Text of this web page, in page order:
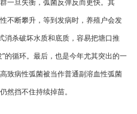
一旦失衡，弧菌反弹反而更快。其
不断攀升，等到发病时，养殖户会发
消杀破坏水质和底质，容易把塘口推
的循环。最后，也是今年尤其突出的一
致病性弧菌被当作普通副溶血性弧菌
然挡不住持续掉苗。